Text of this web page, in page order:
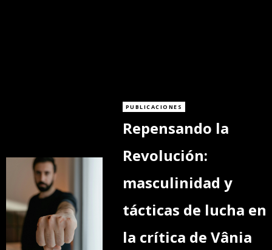
PUBLICACIONES
Repensando la
Revolución:
masculinidad y
tácticas de lucha en
la crítica de Vânia